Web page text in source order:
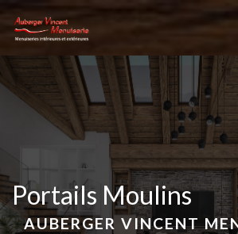
portails Moulins
AUBERGER VINCENT
Panneau de gestion des cookies